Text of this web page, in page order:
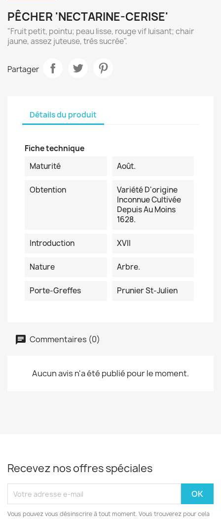
PÊCHER 'NECTARINE-CERISE'
"Fruit petit, pointu; peau lisse, rouge vif luisant; chair
jaune, assez juteuse, très sucrée".
Partager
Détails du produit
Fiche technique
Maturité
Août.
Obtention
Variété D'origine
Inconnue Cultivée
Depuis Au Moins
1628.
Introduction XVII
Nature Arbre.
Porte-Greffes Prunier St-Julien
Commentaires (0)
Aucun avis n'a été publié pour le moment.
Recevez nos offres spéciales
Vous pouvez vous désinscrire à tout moment. Vous trouverez pour cela